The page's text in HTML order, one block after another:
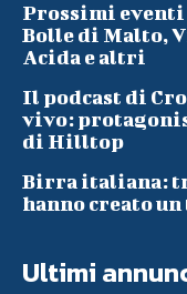
Prossimi
Bolle di Malto,
Acida e altri
Il podcast di
vivo:
di Hilltop
Birra italiana:
hanno creato
Ultimi